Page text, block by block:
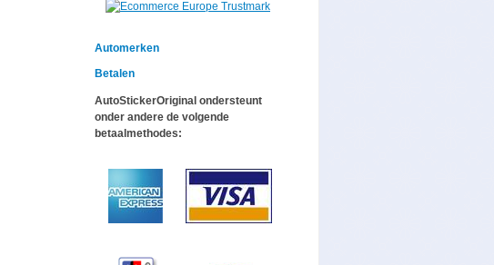
Automerken
Betalen
AutoStickerOriginal ondersteunt
onder andere de volgende
betaalmethodes: